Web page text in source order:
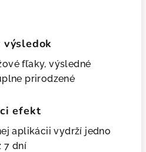
výsledok
fľaky, výsledné
prirodzené
efekt
aplikácii vydrží jedno
7 dní